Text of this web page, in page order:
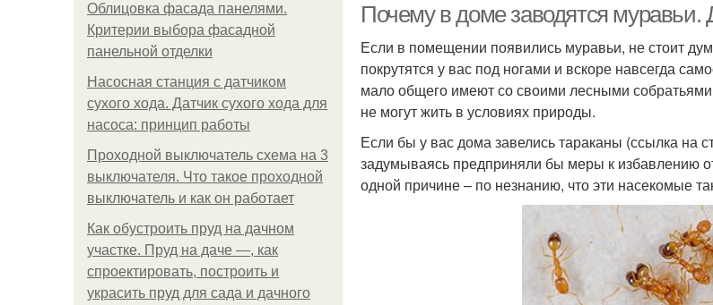
Облицовка фасада панелями.
Критерии выбора фасадной
панельной отделки
Насосная станция с датчиком
сухого хода. Датчик сухого хода для
насоса: принцип работы
Проходной выключатель схема на 3
выключателя. Что такое проходной
выключатель и как он работает
Как обустроить пруд на дачном
участке. Пруд на даче —, как
спроектировать, построить и
украсить пруд для сада и дачного
Почему в доме заводятся
Если в помещении появились муравьи, не стоит
покрутятся у вас под ногами и вскоре навсегда
мало общего имеют со своими лесными
не могут жить в условиях природы.
Если бы у вас дома завелись тараканы (ссылка на
задумываясь предприняли бы меры к избавлению
одной причине – по незнанию, что эти насекомые